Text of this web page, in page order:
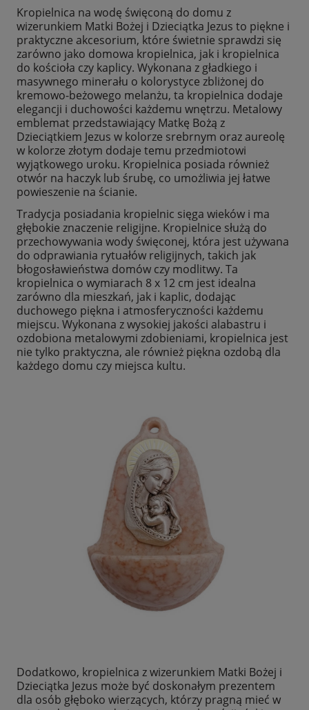
Kropielnica na wodę święconą do domu z
wizerunkiem Matki Bożej i Dzieciątka Jezus to piękne i
praktyczne akcesorium, które świetnie sprawdzi się
zarówno jako domowa kropielnica, jak i kropielnica
do kościoła czy kaplicy. Wykonana z gładkiego i
masywnego minerału o kolorystyce zbliżonej do
kremowo-beżowego melanżu, ta kropielnica dodaje
elegancji i duchowości każdemu wnętrzu. Metalowy
emblemat przedstawiający Matkę Bożą z
Dzieciątkiem Jezus w kolorze srebrnym oraz aureolę
w kolorze złotym dodaje temu przedmiotowi
wyjątkowego uroku. Kropielnica posiada również
otwór na haczyk lub śrubę, co umożliwia jej łatwe
powieszenie na ścianie.
Tradycja posiadania kropielnic sięga wieków i ma
głębokie znaczenie religijne. Kropielnice służą do
przechowywania wody święconej, która jest używana
do odprawiania rytuałów religijnych, takich jak
błogosławieństwa domów czy modlitwy. Ta
kropielnica o wymiarach 8 x 12 cm jest idealna
zarówno dla mieszkań, jak i kaplic, dodając
duchowego piękna i atmosferyczności każdemu
miejscu. Wykonana z wysokiej jakości alabastru i
ozdobiona metalowymi zdobieniami, kropielnica jest
nie tylko praktyczna, ale również piękna ozdobą dla
każdego domu czy miejsca kultu.
Dodatkowo, kropielnica z wizerunkiem Matki Bożej i
Dzieciątka Jezus może być doskonałym prezentem
dla osób głęboko wierzących, którzy pragną mieć w